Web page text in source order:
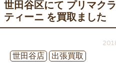
世田谷区にて プリマク
ティーニ を買取ました
世田谷店
出張買取